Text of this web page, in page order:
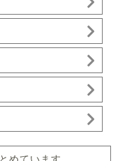
めています。